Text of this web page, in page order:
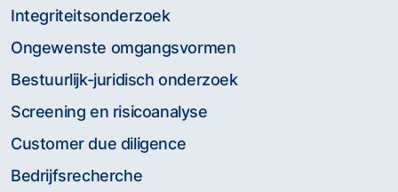
Integriteitsonderzoek
Ongewenste omgangsvormen
Bestuurlijk-juridisch onderzoek
Screening en risicoanalyse
Customer due diligence
Bedrijfsrecherche